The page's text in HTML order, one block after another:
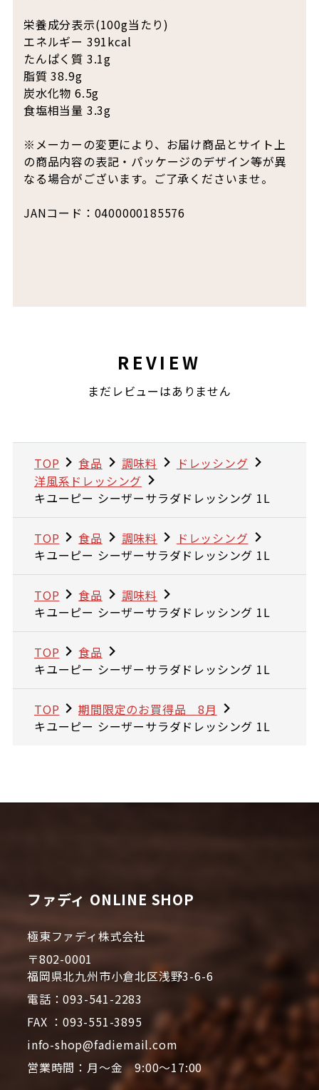
栄養成分表示(100g当たり)
エネルギー 391kcal
たんぱく質 3.1g
脂質 38.9g
炭水化物 6.5g
食塩相当量 3.3g
※メーカーの変更により、お届け商品とサイト上
の商品内容の表記・パッケージのデザイン等が異
なる場合がございます。ご了承くださいませ。
JANコード：0400000185576
REVIEW
まだレビューはありません
TOP 食品 調味料
ドレッシング
洋風系ドレッシング
キユーピー シーザーサラダドレッシング 1L
TOP 食品 調味料
ドレッシング
キユーピー シーザーサラダドレッシング 1L
TOP 食品
調味料
キユーピー シーザーサラダドレッシング 1L
TOP
食品
キユーピー シーザーサラダドレッシング 1L
TOP
期間限定のお買得品 8月
キユーピー シーザーサラダドレッシング 1L
ファディ ONLINE SHOP
極東ファディ株式会社
〒802-0001
福岡県北九州市小倉北区浅野3-6-6
電話：093-541-2283
FAX ：093-551-3895
info-shop@fadiemail.com
営業時間：月～金 9:00～17:00